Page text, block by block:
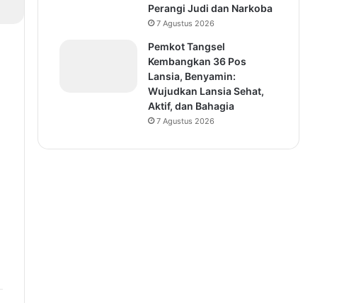
Perangi Judi dan Narkoba
7 Agustus 2026
Pemkot Tangsel
Kembangkan 36 Pos
Lansia, Benyamin:
Wujudkan Lansia Sehat,
Aktif, dan Bahagia
7 Agustus 2026